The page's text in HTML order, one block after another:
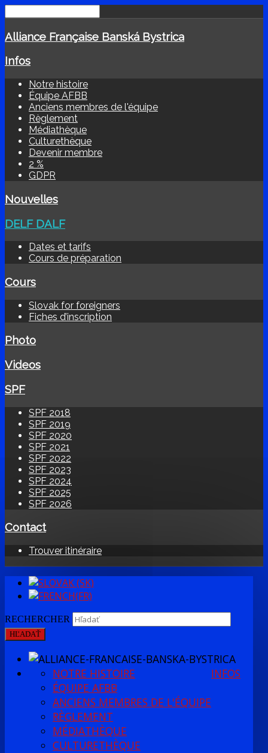
Alliance Française Banská Bystrica
Infos
Notre histoire
Équipe AFBB
Anciens membres de l'équipe
Règlement
Médiathèque
Culturethèque
Devenir membre
2 %
GDPR
Nouvelles
DELF DALF
Dates et tarifs
Cours de préparation
Cours
Slovak for foreigners
Fiches d’inscription
Photo
Videos
SPF
SPF 2018
SPF 2019
SPF 2020
SPF 2021
SPF 2022
SPF 2023
SPF 2024
SPF 2025
SPF 2026
Contact
Trouver itinéraire
RECHERCHER
HĽADAŤ
INFOS
NOTRE HISTOIRE
ÉQUIPE AFBB
ANCIENS MEMBRES DE L'ÉQUIPE
RÈGLEMENT
MÉDIATHÈQUE
CULTURETHÈQUE